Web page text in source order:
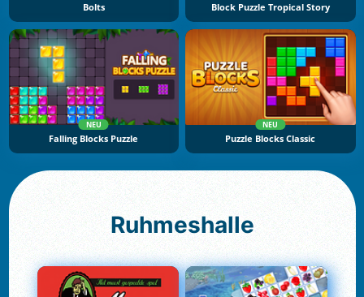
Bolts Block Puzzle Tropical Story
NEU
Falling Blocks Puzzle
NEU
Puzzle Blocks Classic
Ruhmeshalle